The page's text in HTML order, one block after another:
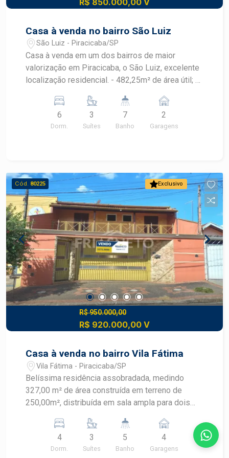
Casa à venda no bairro São Luiz
São Luiz - Piracicaba/SP
Casa à venda em um dos bairros de maior
valorização em Piracicaba, o São Luiz, excelente
localização residencial. - 482,25m² de área útil; -
hidromassagem; - Banheiro social; - Cozinha
planejada e integrada a sala; - Sala 2 ambientes; -
Salão de festas amplo com espaço gourmet; -
FGTS. Construa o seu futuro com quem é agente
de desenvolvimento do mercado imobiliário de
Piracicaba. Agende sua visita!
6
Dorm.
3
Suítes
7
Banho
2
Garagens
Exclusivo
Cód. 80225
R$ 950.000,00
R$ 920.000,00 V
Casa à venda no bairro Vila Fátima
Vila Fátima - Piracicaba/SP
Belíssima residência assobradada, medindo
327,00 m² de área construída em terreno de
250,00m², distribuída em sala ampla para dois
planejada, sala de tv, 3 suítes avarandadas com
armários embutidos e ares-condicionados,
lavanderia coberta, edícula com quarto, banheiro e
4
Dorm.
3
Suítes
5
Banho
4
Garagens